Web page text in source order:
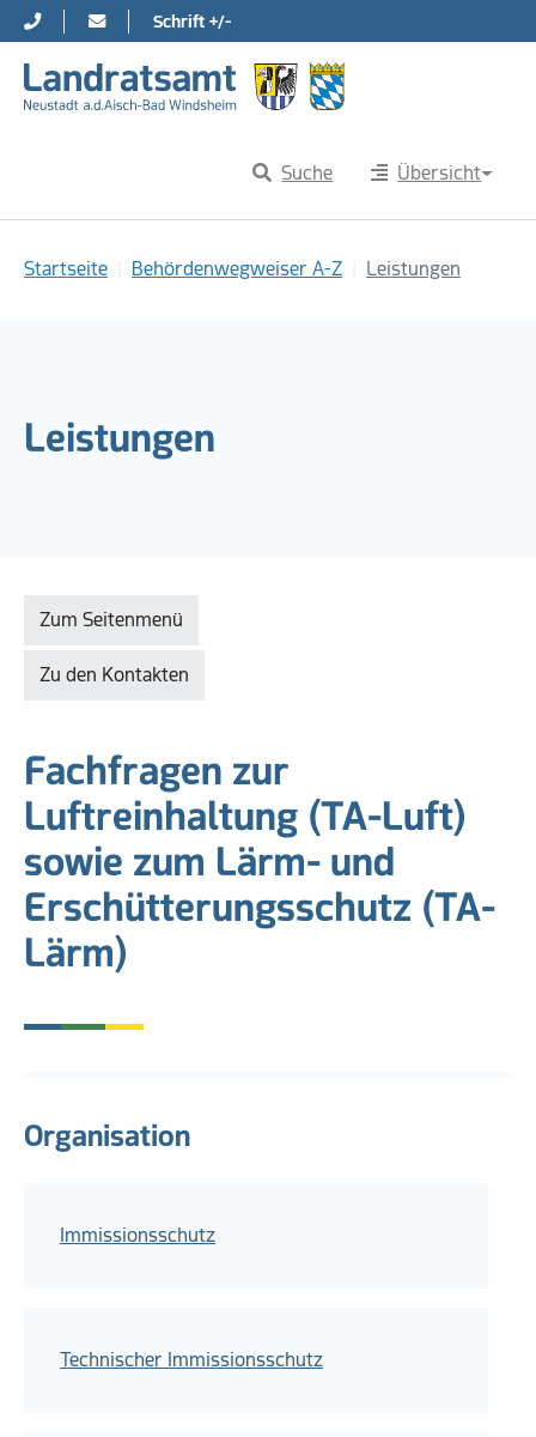
Direkt zur Hauptnavigation springen
Direkt zum Inhalt springen
Schrift +/-
Suche Übersicht
Startseite Behördenwegweiser A-Z Leistungen
Leistungen
Zum Seitenmenü
Zu den Kontakten
Fachfragen zur
Luftreinhaltung (TA-Luft)
sowie zum Lärm- und
Erschütterungsschutz (TA-
Lärm)
Organisation
Immissionsschutz
Technischer Immissionsschutz